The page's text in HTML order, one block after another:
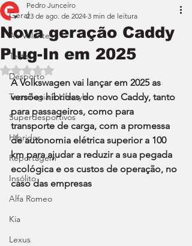
Geral
Ao Volante
Teste
Desporto
Tecnologia e Lifestyle
Superdesportivos
Híbridos
Reportagem
Insólito
Alfa Romeo
Kia
Lexus
Nova geração Caddy
Plug-In em 2025
Pedro Junceiro
23 de ago. de 2024 3 min de leitura
Avaliado com NaN de 5 estrelas.
A Volkswagen vai lançar em 2025 as
versões híbridas do novo Caddy, tanto
para passageiros, como para
transporte de carga, com a promessa
de autonomia elétrica superior a 100
km para ajudar a reduzir a sua pegada
ecológica e os custos de operação, no
caso das empresas